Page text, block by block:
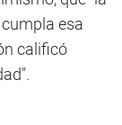
esa
calificó